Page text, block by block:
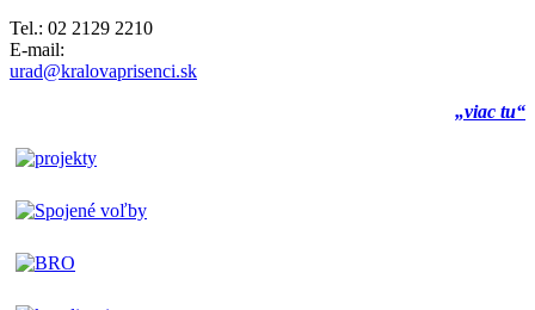
Tel.: 02 2129 2210
E-mail:
urad@kralovaprisenci.sk
„viac tu“